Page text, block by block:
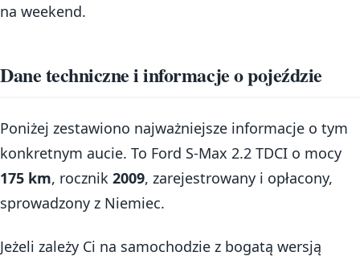
na weekend.
Dane techniczne i informacje o pojeździe
Poniżej zestawiono najważniejsze informacje o tym
konkretnym aucie. To Ford S-Max 2.2 TDCI o mocy
175 km, rocznik 2009, zarejestrowany i opłacony,
sprowadzony z Niemiec.
Jeżeli zależy Ci na samochodzie z bogatą wersją